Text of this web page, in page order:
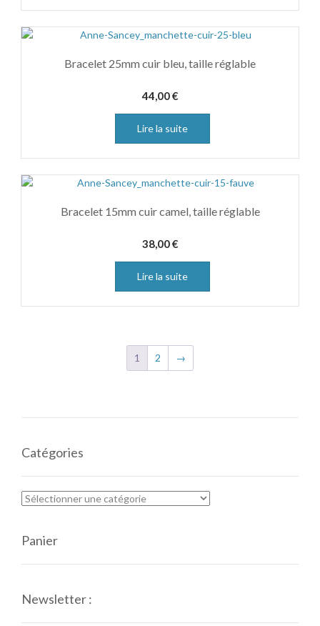
Bracelet 25mm cuir bleu, taille réglable
44,00€
Lire la suite
Bracelet 15mm cuir camel, taille réglable
38,00€
Lire la suite
1 2 →
Catégories
Panier
Newsletter :